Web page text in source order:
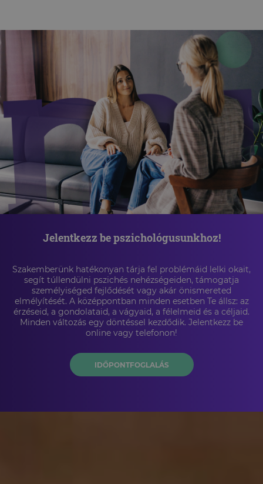
Jelentkezz be pszichológusunkhoz!
Szakemberünk hatékonyan tárja fel problémáid lelki okait,
segít túllendülni pszichés nehézségeiden, támogatja
személyiséged fejlődését vagy akár önismereted
elmélyítését. A középpontban minden esetben Te állsz: az
érzéseid, a gondolataid, a vágyaid, a félelmeid és a céljaid.
Minden változás egy döntéssel kezdődik. Jelentkezz be
online vagy telefonon!
IDŐPONTFOGLALÁS